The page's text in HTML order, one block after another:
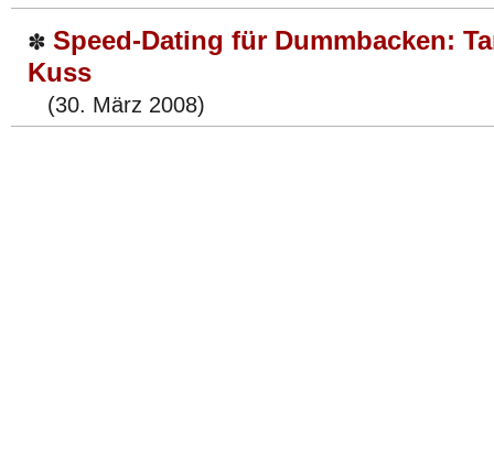
✽ Speed-Dating für Dummbacken:
Kuss
(30. März 2008)